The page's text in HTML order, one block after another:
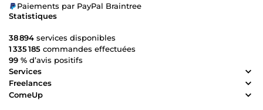
Paiements par PayPal Braintree
Statistiques
38 894 services disponibles
1 335 185 commandes effectuées
99 % d’avis positifs
Services
Freelances
ComeUp